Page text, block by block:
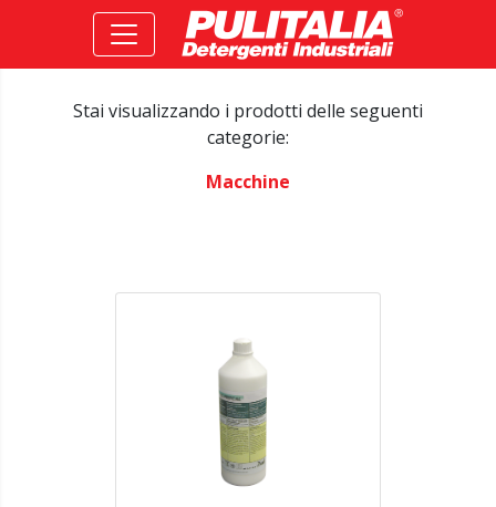
Stai visualizzando i prodotti delle seguenti
categorie:
Macchine